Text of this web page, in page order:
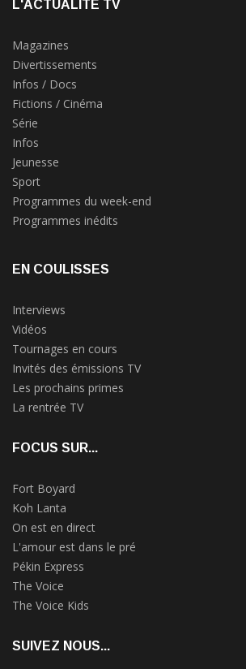
L'ACTUALITÉ TV
Magazines
Divertissements
Infos / Docs
Fictions / Cinéma
Série
Infos
Jeunesse
Sport
Programmes du week-end
Programmes inédits
EN COULISSES
Interviews
Vidéos
Tournages en cours
Invités des émissions TV
Les prochains primes
La rentrée TV
FOCUS SUR...
Fort Boyard
Koh Lanta
On est en direct
L'amour est dans le pré
Pékin Express
The Voice
The Voice Kids
SUIVEZ NOUS...